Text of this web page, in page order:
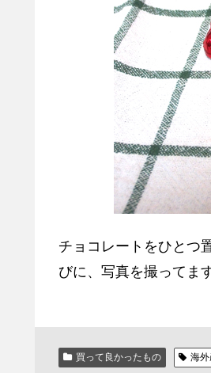
チョコレートをひとつ
びに、写真を撮ってます
買って良かったもの 海外